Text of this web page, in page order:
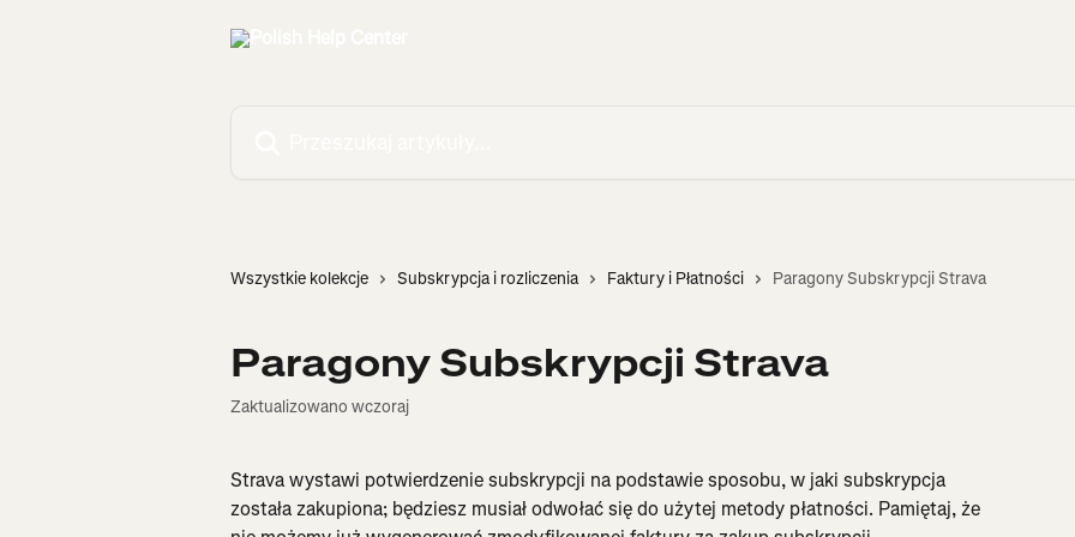
Wszystkie kolekcje Subskrypcja i rozliczenia Faktury i Płatności Paragony Subskrypcji Strava
Paragony Subskrypcji Strava
Zaktualizowano wczoraj
Strava wystawi potwierdzenie subskrypcji na podstawie sposobu, w jaki subskrypcja
została zakupiona; będziesz musiał odwołać się do użytej metody płatności. Pamiętaj, że